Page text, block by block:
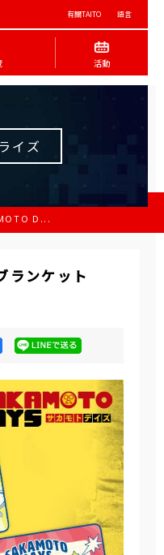
有關TAITO 語言
活動
イズ
D...
ンケット